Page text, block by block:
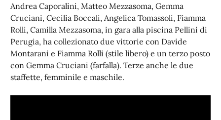
Andrea Caporalini, Matteo Mezzasoma, Gemma
Cruciani, Cecilia Boccali, Angelica Tomassoli, Fiamma
Rolli, Camilla Mezzasoma, in gara alla piscina Pellini di
Perugia, ha collezionato due vittorie con Davide
Montarani e Fiamma Rolli (stile libero) e un terzo posto
con Gemma Cruciani (farfalla). Terze anche le due
staffette, femminile e maschile.